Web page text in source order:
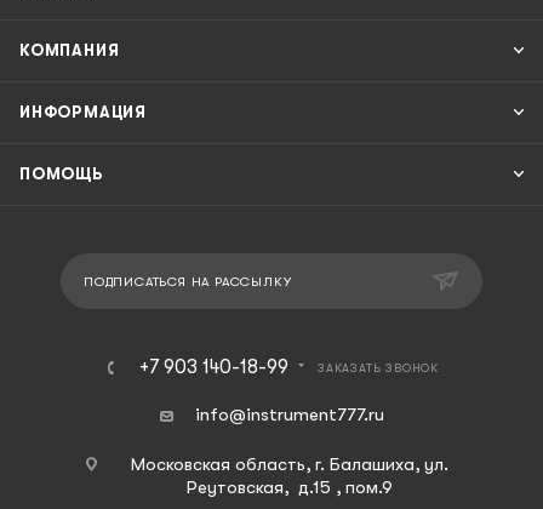
КОМПАНИЯ
ИНФОРМАЦИЯ
ПОМОЩЬ
ПОДПИСАТЬСЯ НА РАССЫЛКУ
+7 903 140-18-99 ЗАКАЗАТЬ ЗВОНОК
info@instrument777.ru
Московская область, г. Балашиха, ул.
Реутовская, д.15 , пом.9